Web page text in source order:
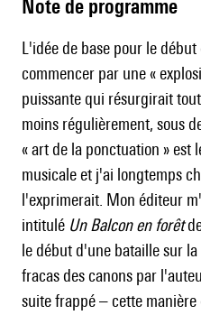
Note de programme
L'idée de base pour le
commencer par une «
puissante qui résurgirait
moins régulièrement, sous
« art de la ponctuation » est
musicale et j'ai longtemps
l'exprimerait. Mon éditeur
intitulé Un Balcon en forêt
le début d'une bataille sur
fracas des canons par
suite frappé – cette